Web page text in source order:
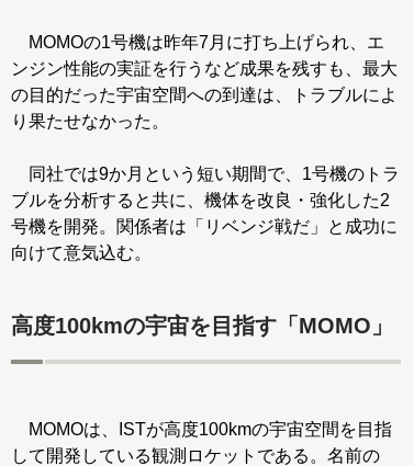
MOMOの1号機は昨年7月に打ち上げられ、エ
ンジン性能の実証を行うなど成果を残すも、最大
の目的だった宇宙空間への到達は、トラブルによ
り果たせなかった。
同社では9か月という短い期間で、1号機のトラ
ブルを分析すると共に、機体を改良・強化した2
号機を開発。関係者は「リベンジ戦だ」と成功に
向けて意気込む。
高度100kmの宇宙を目指す「MOMO」
MOMOは、ISTが高度100kmの宇宙空間を目指
して開発している観測ロケットである。名前の